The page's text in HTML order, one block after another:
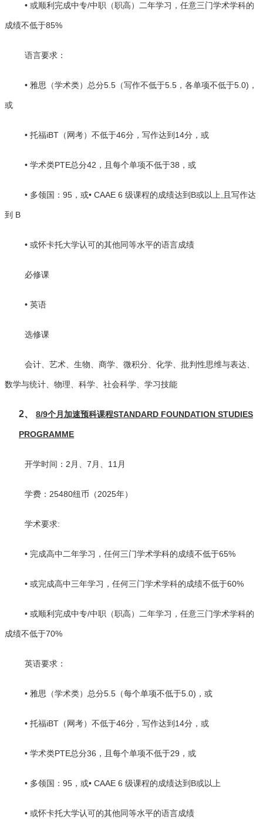
• 或顺利完成中专/中职（职高）二年学习，任意三门学术学科的
成绩不低于85%
语言要求：
• 雅思（学术类）总分5.5（写作不低于5.5，各单项不低于5.0)，
或
• 托福iBT（网考）不低于46分，写作达到14分，或
• 学术类PTE总分42，且每个单项不低于38，或
• 多领国：95，或• CAAE 6 级课程的成绩达到B或以上,且写作达
到 B
• 或怀卡托大学认可的其他同等水平的语言成绩
必修课
• 英语
选修课
会计、艺术、生物、商学、微积分、化学、批判性思维与表达、
数学与统计、物理、科学、社会科学、学习技能
2、 8/9个月加速预科课程STANDARD FOUNDATION STUDIES
PROGRAMME
开学时间：2月、7月、11月
学费：25480纽币（2025年）
学术要求:
• 完成高中二年学习，任何三门学术学科的成绩不低于65%
• 或完成高中三年学习，任何三门学术学科的成绩不低于60%
• 或顺利完成中专/中职（职高）二年学习，任意三门学术学科的
成绩不低于70%
英语要求：
• 雅思（学术类）总分5.5（每个单项不低于5.0)，或
• 托福iBT（网考）不低于46分，写作达到14分，或
• 学术类PTE总分36，且每个单项不低于29，或
• 多领国：95，或• CAAE 6 级课程的成绩达到B或以上
• 或怀卡托大学认可的其他同等水平的语言成绩